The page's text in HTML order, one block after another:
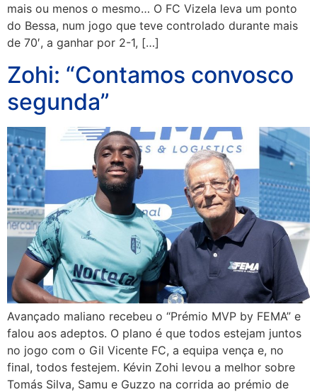
mais ou menos o mesmo… O FC Vizela leva um ponto
do Bessa, num jogo que teve controlado durante mais
de 70′, a ganhar por 2-1, […]
Zohi: “Contamos convosco
segunda”
Avançado maliano recebeu o “Prémio MVP by FEMA” e
falou aos adeptos. O plano é que todos estejam juntos
no jogo com o Gil Vicente FC, a equipa vença e, no
final, todos festejem. Kévin Zohi levou a melhor sobre
Tomás Silva, Samu e Guzzo na corrida ao prémio de